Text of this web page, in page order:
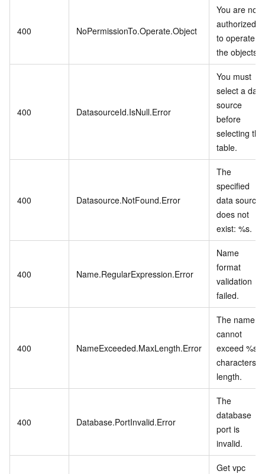
400 NoPermissionTo.Operate.Object
You are not
authorized
to operate
the objects.
400 DatasourceId.IsNull.Error
You must
select a data
source
before
selecting the
table.
400 Datasource.NotFound.Error
The
specified
data source
does not
exist: %s.
400 Name.RegularExpression.Error
Name
format
validation
failed.
400 NameExceeded.MaxLength.Error
The name
cannot
exceed %s
characters in
length.
400 Database.PortInvalid.Error
The
database
port is
invalid.
Get vpc